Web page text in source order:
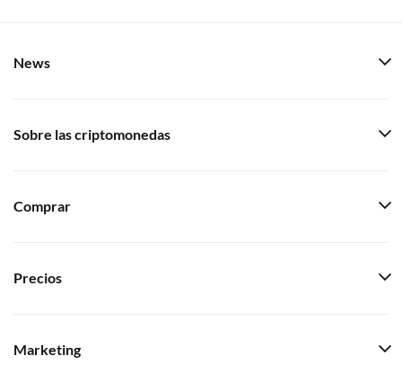
News
Sobre las criptomonedas
Comprar
Precios
Marketing